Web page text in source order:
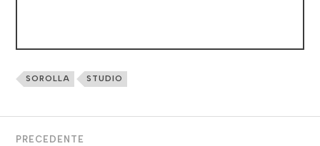
SOROLLA STUDIO
PRECEDENTE